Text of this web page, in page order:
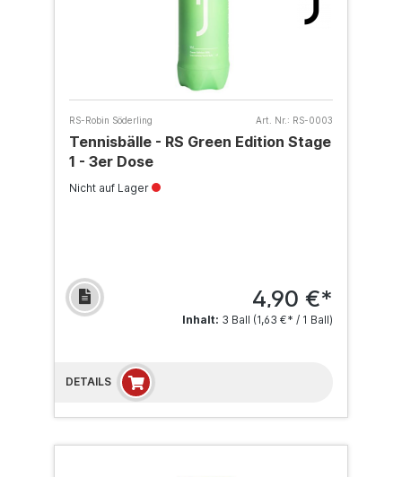
RS-Robin Söderling Art. Nr.: RS-0003
Tennisbälle - RS Green Edition Stage
1 - 3er Dose
Nicht auf Lager
4,90 €*
Inhalt: 3 Ball (1,63 €* / 1 Ball)
DETAILS